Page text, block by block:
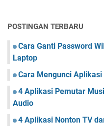
POSTINGAN TERBARU
Cara Ganti Password
Laptop
Cara Mengunci
4 Aplikasi Pemutar
Audio
4 Aplikasi Nonton TV